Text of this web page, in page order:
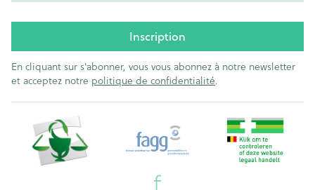
Inscription
En cliquant sur s'abonner, vous vous abonnez à notre newsletter
et acceptez notre politique de confidentialité.